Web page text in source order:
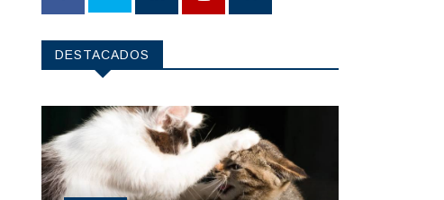
DESTACADOS